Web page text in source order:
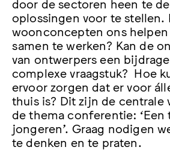
door de sectoren heen te
oplossingen voor te stellen.
woonconcepten ons
samen te werken? Kan de
van ontwerpers een
complexe vraagstuk? Hoe
ervoor zorgen dat er voor
thuis is? Dit zijn de centrale
de thema conferentie: ‘Een
jongeren’. Graag nodigen
te denken en te praten.